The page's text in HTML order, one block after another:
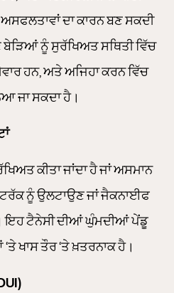
ਦਾ ਕਾਰਨ ਬਣ ਸਕਦੀ
ਨੂੰ ਸੁਰੱਖਿਅਤ ਸਥਿਤੀ ਵਿੱਚ
ਹਨ, ਅਤੇ ਅਜਿਹਾ ਕਰਨ ਵਿੱਚ
ਜਾ ਸਕਦਾ ਹੈ।
ਕੀਤਾ ਜਾਂਦਾ ਹੈ ਜਾਂ ਅਸਮਾਨ
ਨੂੰ ਉਲਟਾਉਣ ਜਾਂ ਜੈਕਨਾਈਫ
ਇਹ ਟੈਨੇਸੀ ਦੀਆਂ ਘੁੰਮਦੀਆਂ ਪੇਂਡੂ
ਖਾਸ ਤੌਰ ‘ਤੇ ਖ਼ਤਰਨਾਕ ਹੈ।